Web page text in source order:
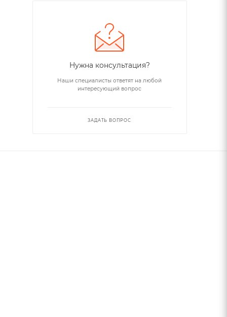
Нужна консультация?
Наши специалисты ответят на любой
интересующий вопрос
ЗАДАТЬ ВОПРОС